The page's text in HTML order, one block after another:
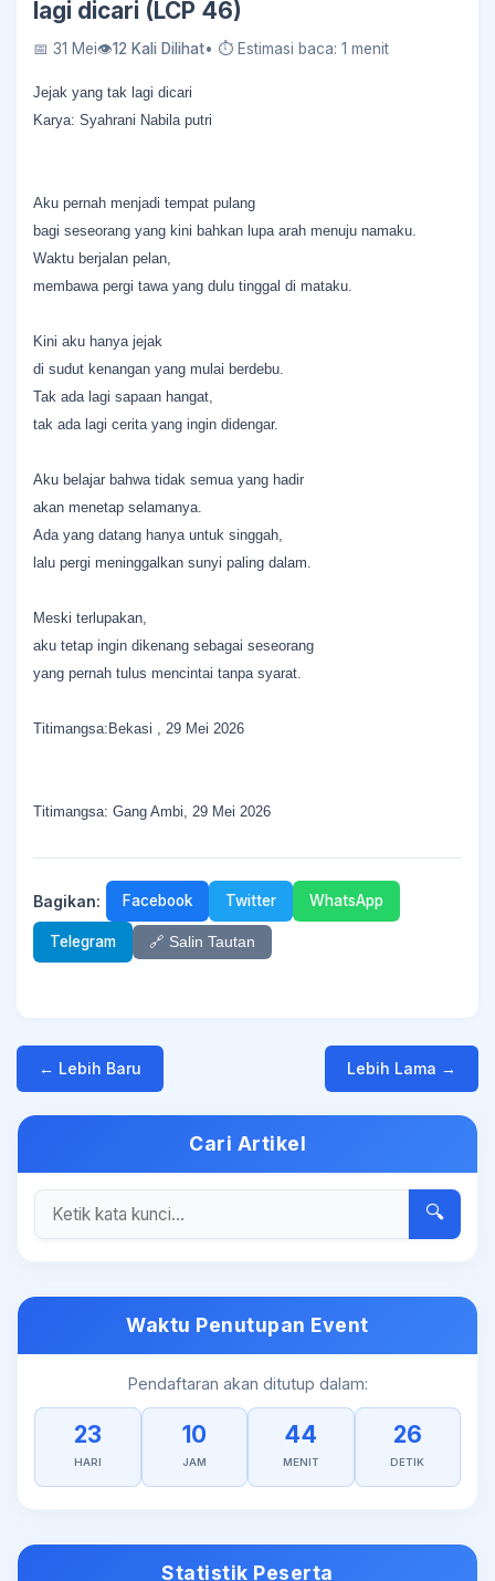
lagi dicari (LCP 46)
📅 31 Mei👁12 Kali Dilihat• ⏱ Estimasi baca: 1 menit
Jejak yang tak lagi dicari
Karya: Syahrani Nabila putri
Aku pernah menjadi tempat pulang
bagi seseorang yang kini bahkan lupa arah menuju namaku.
Waktu berjalan pelan,
membawa pergi tawa yang dulu tinggal di mataku.
Kini aku hanya jejak
di sudut kenangan yang mulai berdebu.
Tak ada lagi sapaan hangat,
tak ada lagi cerita yang ingin didengar.
Aku belajar bahwa tidak semua yang hadir
akan menetap selamanya.
Ada yang datang hanya untuk singgah,
lalu pergi meninggalkan sunyi paling dalam.
Meski terlupakan,
aku tetap ingin dikenang sebagai seseorang
yang pernah tulus mencintai tanpa syarat.
Titimangsa:Bekasi , 29 Mei 2026
Titimangsa: Gang Ambi, 29 Mei 2026
Bagikan: Facebook Twitter WhatsApp
Telegram 🔗 Salin Tautan
← Lebih Baru Lebih Lama →
Cari Artikel
🔍
Waktu Penutupan Event
Pendaftaran akan ditutup dalam:
23
HARI
10
JAM
44
MENIT
26
DETIK
Statistik Peserta